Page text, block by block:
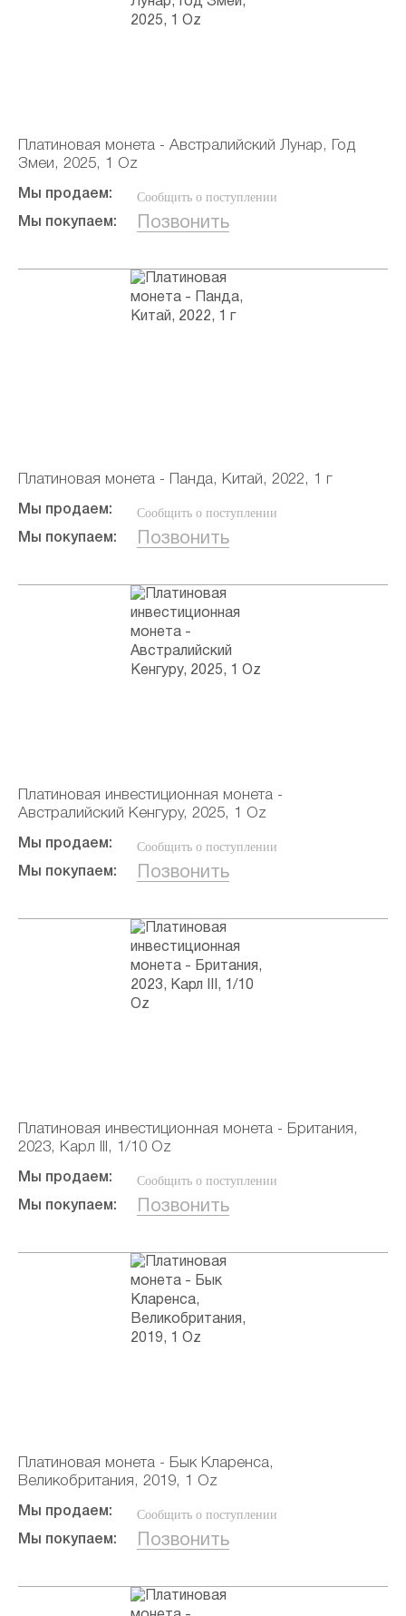
Платиновая монета - Австралийский Лунар, Год
Змеи, 2025, 1 Oz
Мы продаем: Сообщить о поступлении
Мы покупаем: Позвонить
Платиновая монета - Панда, Китай, 2022, 1 г
Мы продаем: Сообщить о поступлении
Мы покупаем: Позвонить
Платиновая инвестиционная монета -
Австралийский Кенгуру, 2025, 1 Oz
Мы продаем: Сообщить о поступлении
Мы покупаем: Позвонить
Платиновая инвестиционная монета - Британия,
2023, Карл III, 1/10 Oz
Мы продаем: Сообщить о поступлении
Мы покупаем: Позвонить
Платиновая монета - Бык Кларенса,
Великобритания, 2019, 1 Oz
Мы продаем: Сообщить о поступлении
Мы покупаем: Позвонить